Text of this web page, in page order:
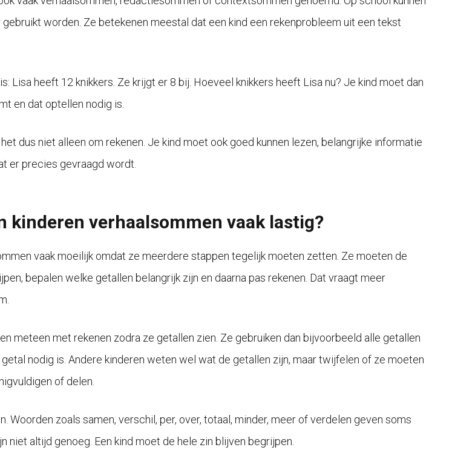
worden. Ze betekenen meestal dat een kind een rekenprobleem uit een tekst
Lisa heeft 12 knikkers. Ze krijgt er 8 bij. Hoeveel knikkers heeft Lisa nu? Je kind moet dan
en dat optellen nodig is.
dus niet alleen om rekenen. Je kind moet ook goed kunnen lezen, belangrijke informatie
er precies gevraagd wordt.
kinderen verhaalsommen vaak lastig?
vaak moeilijk omdat ze meerdere stappen tegelijk moeten zetten. Ze moeten de
bepalen welke getallen belangrijk zijn en daarna pas rekenen. Dat vraagt meer
meteen met rekenen zodra ze getallen zien. Ze gebruiken dan bijvoorbeeld alle getallen
nodig is. Andere kinderen weten wel wat de getallen zijn, maar twijfelen of ze moeten
of delen.
Woorden zoals samen, verschil, per, over, totaal, minder, meer of verdelen geven soms
niet altijd genoeg. Een kind moet de hele zin blijven begrijpen.